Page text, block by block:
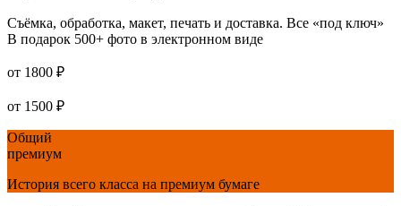
Съёмка, обработка, макет, печать и доставка. Все «под ключ»
В подарок 500+ фото в электронном виде
от 1800 ₽
от 1500 ₽
Общий
премиум
История всего класса на премиум бумаге